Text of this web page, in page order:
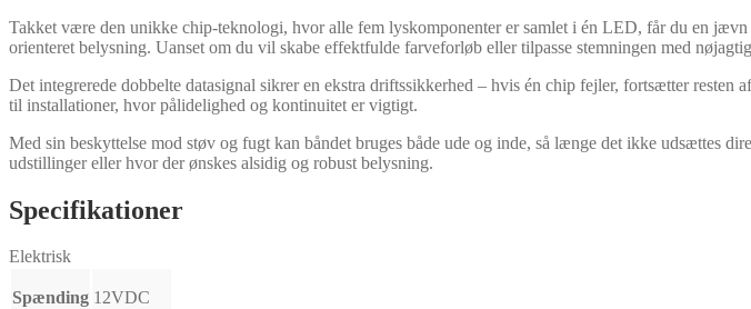
Takket være den unikke chip-teknologi, hvor alle fem lyskomponenter er samlet i én LED, får du en
orienteret belysning. Uanset om du vil skabe effektfulde farveforløb eller tilpasse stemningen med
Det integrerede dobbelte datasignal sikrer en ekstra driftssikkerhed – hvis én chip fejler, fortsætter resten
til installationer, hvor pålidelighed og kontinuitet er vigtigt.
Med sin beskyttelse mod støv og fugt kan båndet bruges både ude og inde, så længe det ikke udsættes
udstillinger eller hvor der ønskes alsidig og robust belysning.
Specifikationer
Elektrisk
Spænding 12VDC